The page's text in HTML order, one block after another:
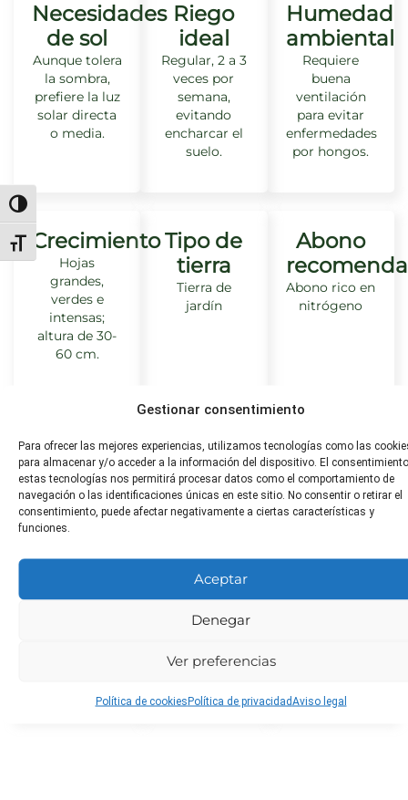
Gestionar consentimiento
Para ofrecer las mejores experiencias, utilizamos tecnologías como las
para almacenar y/o acceder a la información del dispositivo. El
estas tecnologías nos permitirá procesar datos como el comportamiento de
navegación o las identificaciones únicas en este sitio. No consentir o retirar el
consentimiento, puede afectar negativamente a ciertas características y
funciones.
Aceptar
Denegar
Ver preferencias
Política de cookiesPolítica de privacidadAviso legal
Alternar alto contraste
Alternar tamaño de letra
Necesidades
de sol
Aunque tolera
la sombra,
prefiere la luz
solar directa
o media.
Riego
ideal
Regular, 2 a 3
veces por
semana,
evitando
encharcar el
suelo.
Humedad
ambiental
Requiere
buena
ventilación
para evitar
enfermedades
por hongos.
Crecimiento
Hojas
grandes,
verdes e
intensas;
altura de 30-
60 cm.
Tipo de
tierra
Tierra de
jardín
Abono
Abono rico en
nitrógeno
Distancia
de
trasplante
30-40 cm
entre plantas
Toxicidad
No tóxica
¿Apta
para
animales?
No tóxica
Poda
Plagas
comunes
Pulgones,
mosca blanca